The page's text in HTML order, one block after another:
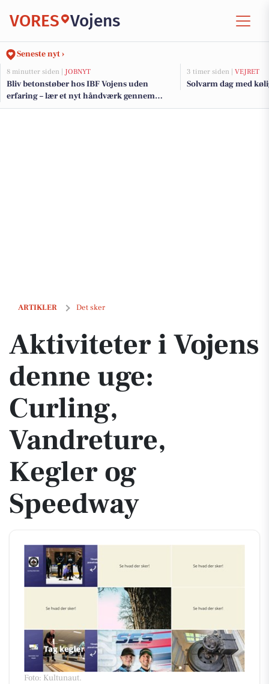
VORES Vojens
Seneste nyt ›
8 minutter siden | JOBNYT
Bliv betonstøber hos IBF Vojens uden
erfaring – lær et nyt håndværk gennem
grundig oplæring!
3 timer siden | VEJRET
Solvarm dag med
ARTIKLER Det sker
Aktiviteter i Vojens denne uge: Curling, Vandreture, Kegler og
Aktiviteter i Vojens
denne uge:
Curling,
Vandreture,
Kegler og
Speedway
Foto: Kultunaut.